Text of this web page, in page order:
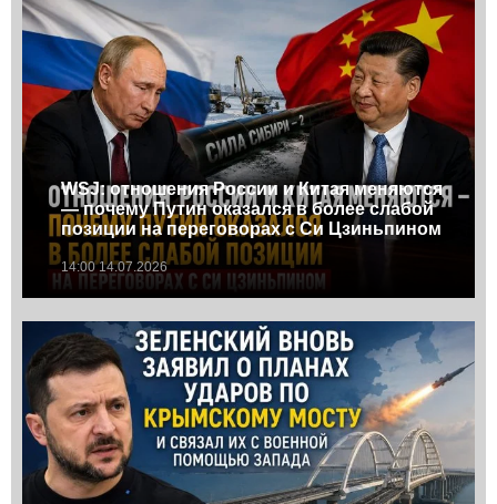
WSJ: отношения России и Китая меняются
— почему Путин оказался в более слабой
позиции на переговорах с Си Цзиньпином
14:00 14.07.2026